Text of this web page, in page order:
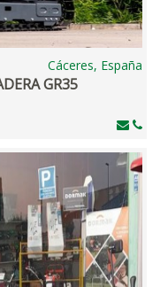
Cáceres, España
GR35